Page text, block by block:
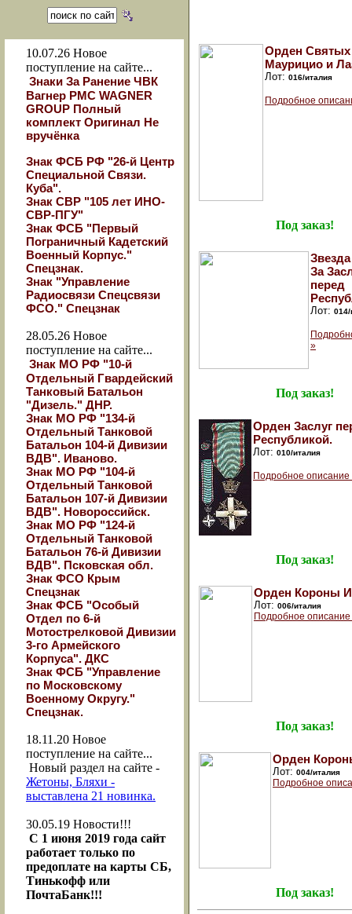
10.07.26 Новое
поступление на сайте...
Знаки За Ранение ЧВК
Вагнер РМС WAGNER
GROUP Полный
комплект Оригинал Не
вручёнка
Знак ФСБ РФ "26-й Центр
Специальной Связи.
Куба".
Знак СВР "105 лет ИНО-
СВР-ПГУ"
Знак ФСБ "Первый
Пограничный Кадетский
Военный Корпус."
Спецзнак.
Знак "Управление
Радиосвязи Спецсвязи
ФСО." Спецзнак
28.05.26 Новое
поступление на сайте...
Знак МО РФ "10-й
Отдельный Гвардейский
Танковый Батальон
"Дизель." ДНР.
Знак МО РФ "134-й
Отдельный Танковой
Батальон 104-й Дивизии
ВДВ". Иваново.
Знак МО РФ "104-й
Отдельный Танковой
Батальон 107-й Дивизии
ВДВ". Новороссийск.
Знак МО РФ "124-й
Отдельный Танковой
Батальон 76-й Дивизии
ВДВ". Псковская обл.
Знак ФСО Крым
Спецзнак
Знак ФСБ "Особый
Отдел по 6-й
Мотострелковой Дивизии
3-го Армейского
Корпуса". ДКС
Знак ФСБ "Управление
по Московскому
Военному Округу."
Спецзнак.
18.11.20 Новое
поступление на сайте...
Новый раздел на сайте -
Жетоны, Бляхи -
выставлена 21 новинка.
30.05.19 Новости!!!
С 1 июня 2019 года сайт
работает только по
предоплате на карты СБ,
Тинькофф или
ПочтаБанк!!!
Орден Святых
Маурицио и
Лот: 016/италия
Подробное
Под заказ!
За
перед
Лот: 014/
»
Под заказ!
Орден Заслуг
Республикой.
Лот: 010/италия
Подробное описание
Под заказ!
Орден Короны
Лот: 006/италия
Подробное описание
Под заказ!
Орден
Лот: 004/италия
Подробное
Под заказ!